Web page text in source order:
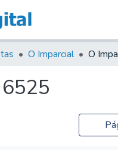
O Imparcial O